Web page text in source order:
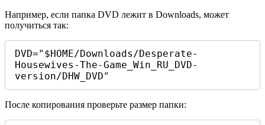
Например, если папка DVD лежит в Downloads, может
получиться так:
DVD="$HOME/Downloads/Desperate-
Housewives-The-Game_Win_RU_DVD-
version/DHW_DVD"
После копирования проверьте размер папки: